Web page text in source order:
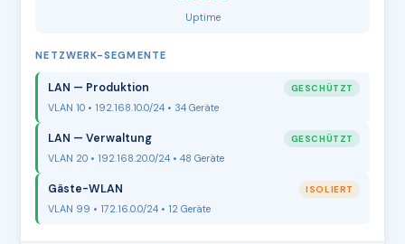
Uptime
NETZWERK-SEGMENTE
LAN — Produktion GESCHÜTZT
VLAN 10 • 192.168.10.0/24 • 34 Geräte
LAN — Verwaltung GESCHÜTZT
VLAN 20 • 192.168.20.0/24 • 48 Geräte
Gäste-WLAN ISOLIERT
VLAN 99 • 172.16.0.0/24 • 12 Geräte